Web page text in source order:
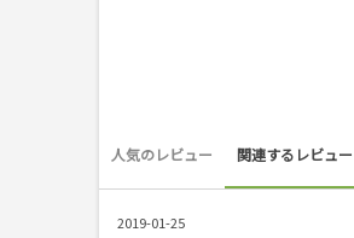
人気のレビュー 関連するレビュー
2019-01-25